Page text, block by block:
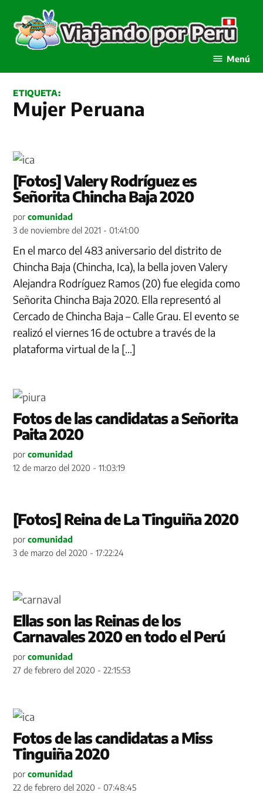
contenido
Menú
ETIQUETA:
Mujer Peruana
[Fotos] Valery Rodríguez es
Señorita Chincha Baja 2020
por comunidad
3 de noviembre del 2021 - 01:41:00
En el marco del 483 aniversario del distrito de
Chincha Baja (Chincha, Ica), la bella joven Valery
Alejandra Rodríguez Ramos (20) fue elegida como
Señorita Chincha Baja 2020. Ella representó al
Cercado de Chincha Baja – Calle Grau. El evento se
realizó el viernes 16 de octubre a través de la
plataforma virtual de la […]
Fotos de las candidatas a Señorita
Paita 2020
por comunidad
12 de marzo del 2020 - 11:03:19
[Fotos] Reina de La Tinguiña 2020
por comunidad
3 de marzo del 2020 - 17:22:24
Ellas son las Reinas de los
Carnavales 2020 en todo el Perú
por comunidad
27 de febrero del 2020 - 22:15:53
Fotos de las candidatas a Miss
Tinguiña 2020
por comunidad
22 de febrero del 2020 - 07:48:45